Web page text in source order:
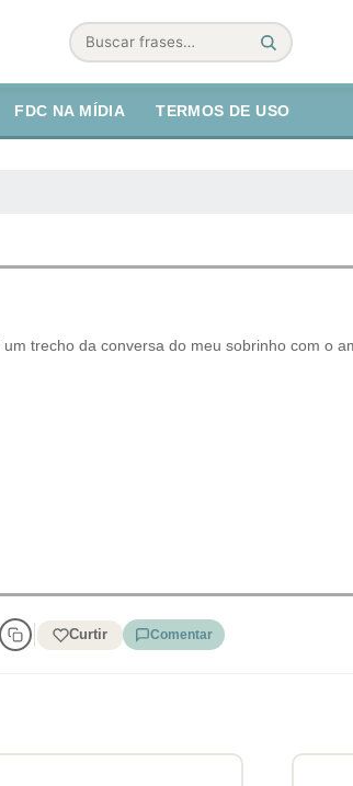
Buscar
FDC NA MÍDIA TERMOS DE USO
trecho da conversa do meu sobrinho com o
Curtir Comentar